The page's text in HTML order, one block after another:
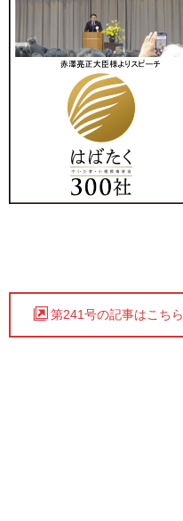
第241号の記事はこちら